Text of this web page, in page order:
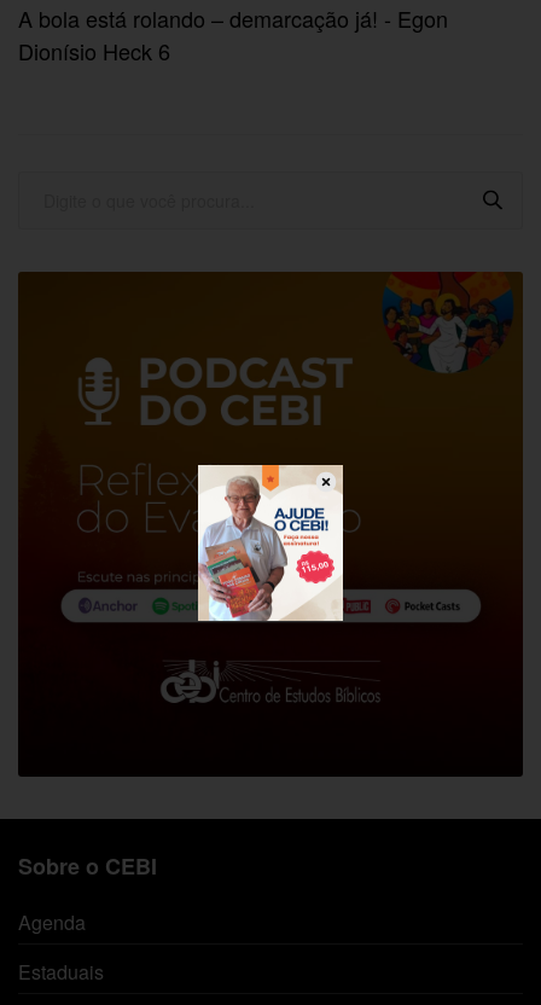
A bola está rolando – demarcação já! - Egon
Dionísio Heck 6
Sobre o CEBI
Agenda
Estaduais